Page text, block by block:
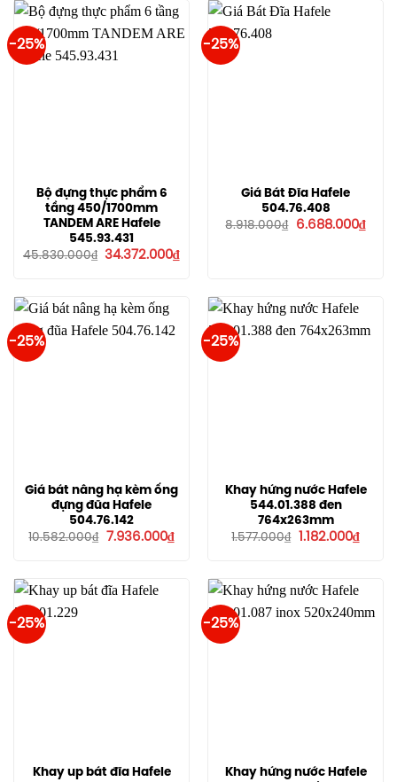
-25%
Bộ đựng thực phẩm 6
tầng 450/1700mm
TANDEM ARE Hafele
545.93.431
45.830.000₫ Giá
34.372.000₫Giá
hiện
34.372.000₫.
-25%
Giá Bát Đĩa Hafele
504.76.408
8.918.000₫
Giá
6.688.000₫Giá
hiện
-25%
Giá bát nâng hạ kèm ống
đựng đũa Hafele
504.76.142
10.582.000₫
Giá
7.936.000₫Giá
hiện
7.936.000₫.
-25%
Khay hứng nước Hafele
544.01.388 đen
764x263mm
1.577.000₫
Giá
1.182.000₫Giá
hiện
-25%
Khay up bát đĩa Hafele
-25%
Khay hứng nước Hafele